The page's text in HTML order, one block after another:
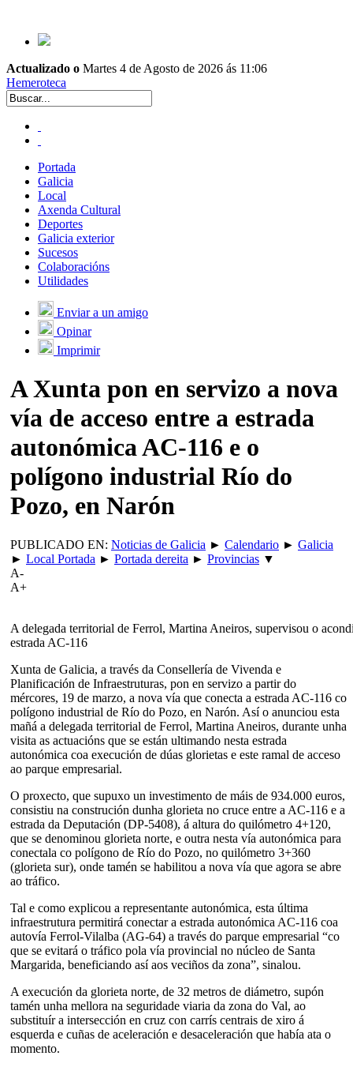
Actualizado o Martes 4 de Agosto de 2026 ás 11:06
Hemeroteca
Portada
Galicia
Local
Axenda Cultural
Deportes
Galicia exterior
Sucesos
Colaboracións
Utilidades
Enviar a un amigo
Opinar
Imprimir
A Xunta pon en servizo a nova
vía de acceso entre a estrada
autonómica AC-116 e o
polígono industrial Río do
Pozo, en Narón
PUBLICADO EN: Noticias de Galicia ► Calendario ► Galicia
► Local Portada ► Portada dereita ► Provincias ▼
A-
A+
A delegada territorial de Ferrol, Martina Aneiros, supervisou o
estrada AC-116
Xunta de Galicia, a través da Consellería de Vivenda e
Planificación de Infraestruturas, pon en servizo a partir do
mércores, 19 de marzo, a nova vía que conecta a estrada AC-116 co
polígono industrial de Río do Pozo, en Narón. Así o anunciou esta
mañá a delegada territorial de Ferrol, Martina Aneiros, durante unha
visita as actuacións que se están ultimando nesta estrada
autonómica coa execución de dúas glorietas e este ramal de acceso
ao parque empresarial.
O proxecto, que supuxo un investimento de máis de 934.000 euros,
consistiu na construción dunha glorieta no cruce entre a AC-116 e a
estrada da Deputación (DP-5408), á altura do quilómetro 4+120,
que se denominou glorieta norte, e outra nesta vía autonómica para
conectala co polígono de Río do Pozo, no quilómetro 3+360
(glorieta sur), onde tamén se habilitou a nova vía que agora se abre
ao tráfico.
Tal e como explicou a representante autonómica, esta última
infraestrutura permitirá conectar a estrada autonómica AC-116 coa
autovía Ferrol-Vilalba (AG-64) a través do parque empresarial “co
que se evitará o tráfico pola vía provincial no núcleo de Santa
Margarida, beneficiando así aos veciños da zona”, sinalou.
A execución da glorieta norte, de 32 metros de diámetro, supón
tamén unha mellora na seguridade viaria da zona do Val, ao
substituír a intersección en cruz con carrís centrais de xiro á
esquerda e cuñas de aceleración e desaceleración que había ata o
momento.